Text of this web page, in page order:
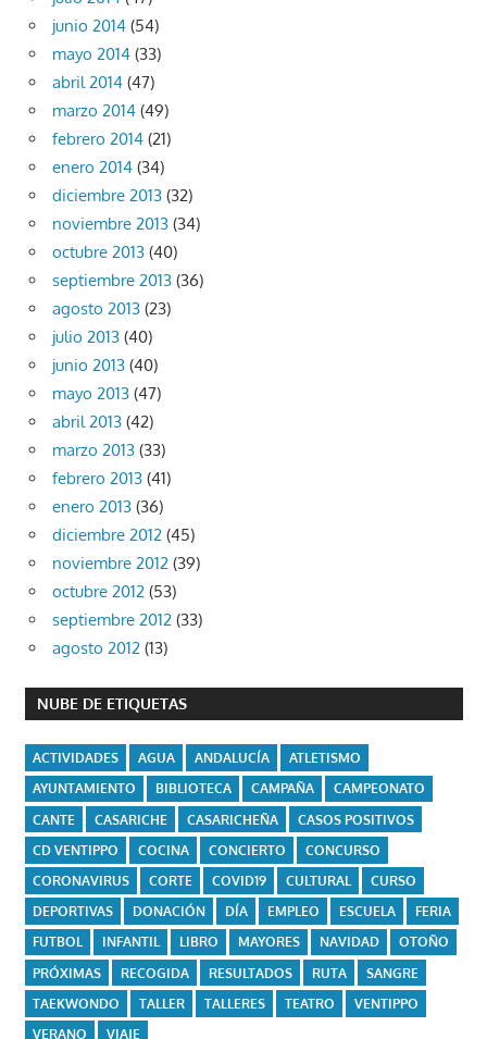
junio 2014 (54)
mayo 2014 (33)
abril 2014 (47)
marzo 2014 (49)
febrero 2014 (21)
enero 2014 (34)
diciembre 2013 (32)
noviembre 2013 (34)
octubre 2013 (40)
septiembre 2013 (36)
agosto 2013 (23)
julio 2013 (40)
junio 2013 (40)
mayo 2013 (47)
abril 2013 (42)
marzo 2013 (33)
febrero 2013 (41)
enero 2013 (36)
diciembre 2012 (45)
noviembre 2012 (39)
octubre 2012 (53)
septiembre 2012 (33)
agosto 2012 (13)
NUBE DE ETIQUETAS
ACTIVIDADES AGUA ANDALUCÍA
ATLETISMO
AYUNTAMIENTO
BIBLIOTECA CAMPAÑA
CAMPEONATO
CANTE
CASARICHE CASARICHEÑA
CASOS POSITIVOS
CD VENTIPPO
COCINA CONCIERTO
CONCURSO
CORONAVIRUS
CORTE COVID19 CULTURAL
CURSO
DEPORTIVAS
DONACIÓN DÍA EMPLEO ESCUELA
FERIA
FUTBOL
INFANTIL LIBRO MAYORES NAVIDAD
OTOÑO
PRÓXIMAS
RECOGIDA RESULTADOS RUTA
SANGRE
TAEKWONDO
TALLER TALLERES TEATRO
VENTIPPO
VERANO
VIAJE